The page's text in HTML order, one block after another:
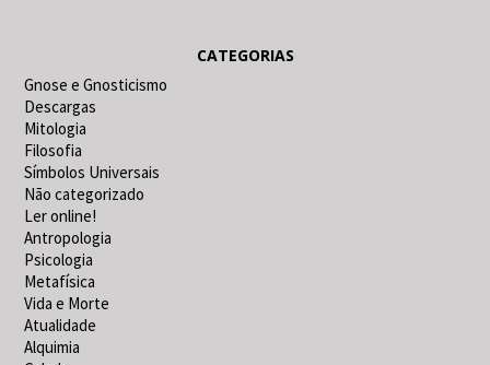
CATEGORIAS
Gnose e Gnosticismo
Descargas
Mitologia
Filosofia
Símbolos Universais
Não categorizado
Ler online!
Antropologia
Psicologia
Metafísica
Vida e Morte
Atualidade
Alquimia